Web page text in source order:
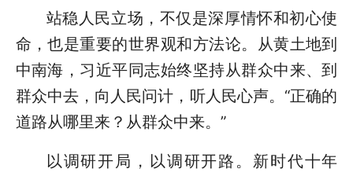
站稳人民立场，不仅是深厚情怀和初心使
命，也是重要的世界观和方法论。从黄土地到
中南海，习近平同志始终坚持从群众中来、到
群众中去，向人民问计，听人民心声。“正确的
道路从哪里来？从群众中来。”
以调研开局，以调研开路。新时代十年